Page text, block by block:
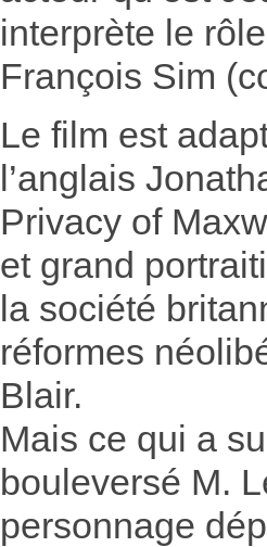
interprète le
François Sim
Le film est
l’anglais
Privacy of
et grand
la société
réformes
Blair.
Mais ce qui a
bouleversé M.
personnage